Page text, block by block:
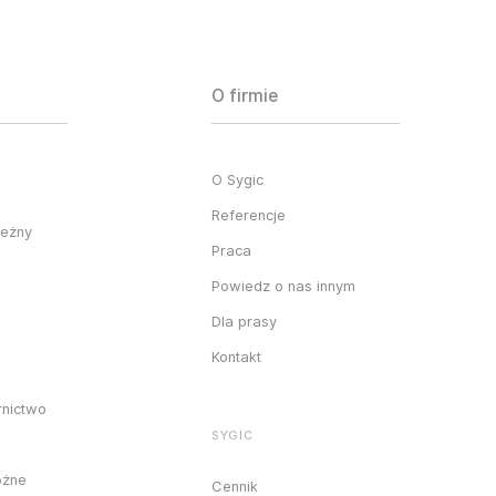
O firmie
O Sygic
Referencje
Praca
Powiedz o nas innym
Dla prasy
Kontakt
SYGIC
Cennik